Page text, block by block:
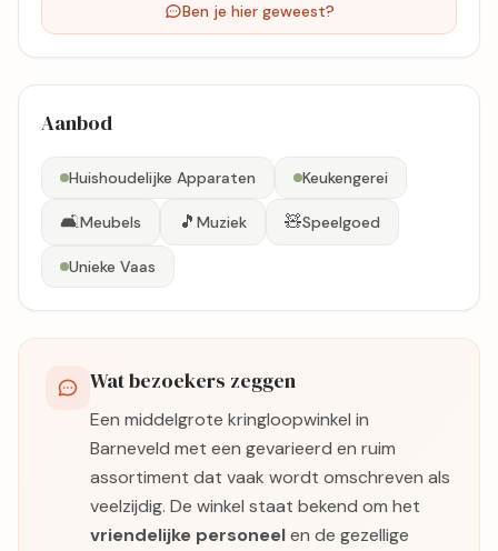
Ben je hier geweest?
Aanbod
Huishoudelijke Apparaten Keukengerei
🛋️Meubels 🎵 Muziek 🧸Speelgoed
Unieke Vaas
Wat bezoekers zeggen
Een middelgrote kringloopwinkel in
Barneveld met een gevarieerd en ruim
assortiment dat vaak wordt omschreven als
veelzijdig. De winkel staat bekend om het
vriendelijke personeelen de gezellige